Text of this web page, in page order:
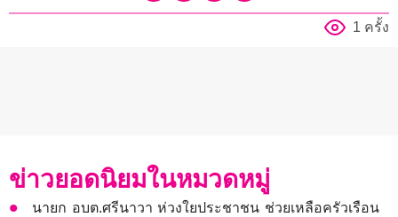
1 ครั้ง
ข่าวยอดนิยมในหมวดหมู่
นายก อบต.ศรีนาวา ห่วงใยประชาชน ช่วยเหลือครัวเรือน